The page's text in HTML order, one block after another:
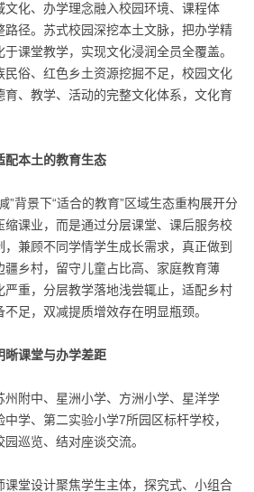
化、办学理念融入校园环境、课程体
路径。苏式校园深挖本土文脉，把办学精
课堂教学，实现文化浸润全员全覆盖。
民俗、红色乡土资源挖掘不足，校园文化
、教学、活动的完整文化体系，文化育
配本土的教育生态
”背景下“适合的教育”区域生态重构展开分
课业，而是通过分层课堂、课后服务校
兼顾不同学情学生成长需求，真正做到
乡村，留守儿童占比高、家庭教育薄
严重，分层教学落地浅尝辄止，适配乡村
足，双减提质增效存在明显瓶颈。
晰课堂与办学差距
附中、星洲小学、方洲小学、星洋学
学、第二实验小学7所园区标杆学校，
巡览、结对座谈交流。
堂设计聚焦学生主体，探究式、小组合